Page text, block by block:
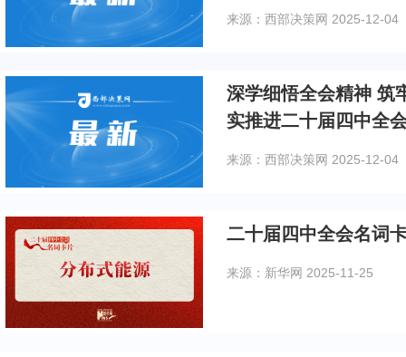
来源：西部决策网 2025-12-04
深学细悟全会精神
实推进二十届四中全
来源：西部决策网 2025-12-04
二十届四中全会名词
来源：新华网 2025-11-25